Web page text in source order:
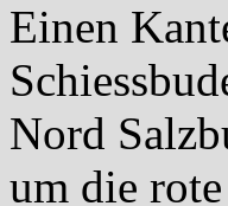
Einen
Nord
um die